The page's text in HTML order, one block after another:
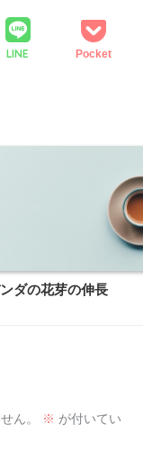
LINE Pocket
ダの花芽の伸長
ん。 ※ が付いてい